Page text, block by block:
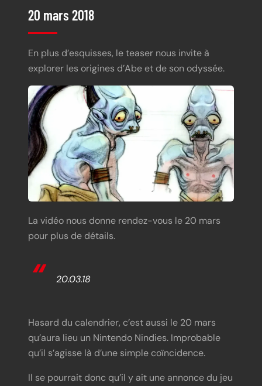
20 mars 2018
En plus d’esquisses, le teaser nous invite à
explorer les origines d’Abe et de son odyssée.
La vidéo nous donne rendez-vous le 20 mars
pour plus de détails.
20.03.18
Hasard du calendrier, c’est aussi le 20 mars
qu’aura lieu un Nintendo Nindies. Improbable
qu’il s’agisse là d’une simple coïncidence.
Il se pourrait donc qu’il y ait une annonce du jeu